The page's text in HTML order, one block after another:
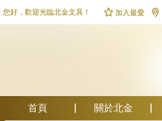
您好，歡迎光臨北金文具！  加入最愛 
首頁 關於北金